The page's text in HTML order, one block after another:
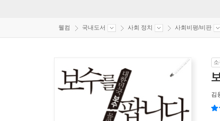
웰컴 국내도서 사회 정치 사회비평/비판
김